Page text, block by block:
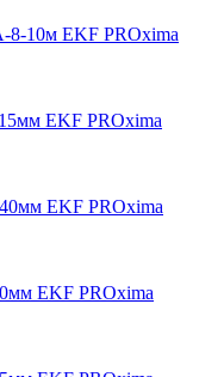
10м EKF PROxima
EKF PROxima
EKF PROxima
EKF PROxima